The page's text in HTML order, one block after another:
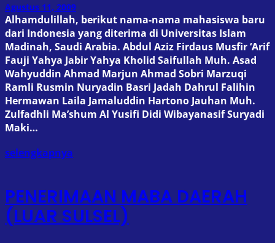
Agustus 11, 2009
Alhamdulillah, berikut nama-nama mahasiswa baru
dari Indonesia yang diterima di Universitas Islam
Madinah, Saudi Arabia. Abdul Aziz Firdaus Musfir ‘Arif
Fauji Yahya Jabir Yahya Kholid Saifullah Muh. Asad
Wahyuddin Ahmad Marjun Ahmad Sobri Marzuqi
Ramli Rusmin Nuryadin Basri Jadah Dahrul Falihin
Hermawan Laila Jamaluddin Hartono Jauhan Muh.
Zulfadhli Ma’shum Al Yusifi Didi Wibayanasif Suryadi
Maki…
selengkapnya
PENERIMAAN MABA DAERAH
(LUAR SULSEL)